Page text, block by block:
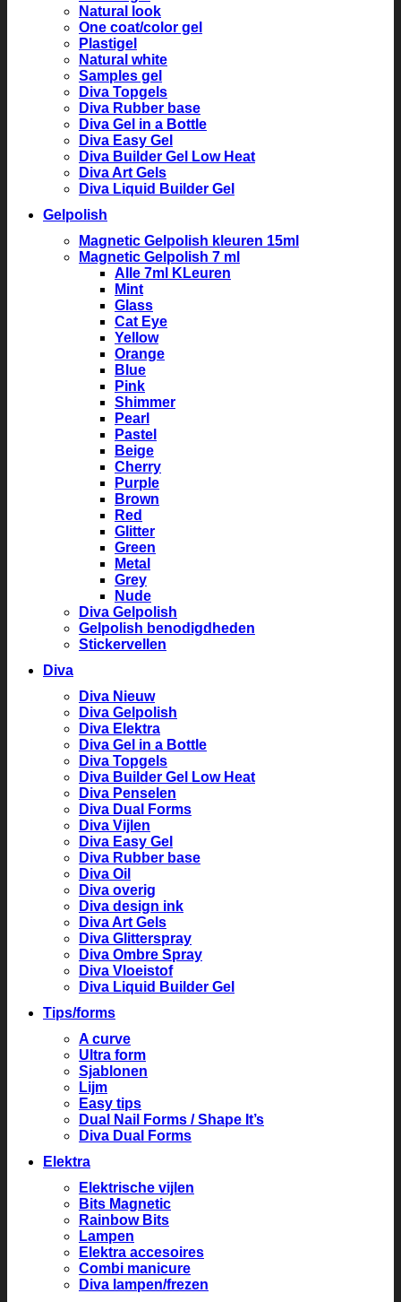
Natural look
One coat/color gel
Plastigel
Natural white
Samples gel
Diva Topgels
Diva Rubber base
Diva Gel in a Bottle
Diva Easy Gel
Diva Builder Gel Low Heat
Diva Art Gels
Diva Liquid Builder Gel
Gelpolish
Magnetic Gelpolish kleuren 15ml
Magnetic Gelpolish 7 ml
Alle 7ml KLeuren
Mint
Glass
Cat Eye
Yellow
Orange
Blue
Pink
Shimmer
Pearl
Pastel
Beige
Cherry
Purple
Brown
Red
Glitter
Green
Metal
Grey
Nude
Diva Gelpolish
Gelpolish benodigdheden
Stickervellen
Diva
Diva Nieuw
Diva Gelpolish
Diva Elektra
Diva Gel in a Bottle
Diva Topgels
Diva Builder Gel Low Heat
Diva Penselen
Diva Dual Forms
Diva Vijlen
Diva Easy Gel
Diva Rubber base
Diva Oil
Diva overig
Diva design ink
Diva Art Gels
Diva Glitterspray
Diva Ombre Spray
Diva Vloeistof
Diva Liquid Builder Gel
Tips/forms
A curve
Ultra form
Sjablonen
Lijm
Easy tips
Dual Nail Forms / Shape It’s
Diva Dual Forms
Elektra
Elektrische vijlen
Bits Magnetic
Rainbow Bits
Lampen
Elektra accesoires
Combi manicure
Diva lampen/frezen